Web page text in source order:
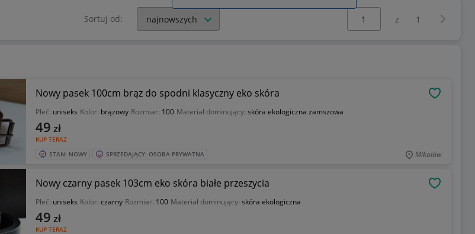
Sortuj od:
Wybierz stronę:
z 1
Nowy pasek 100cm brąz do spodni klasyczny eko skóra
Płeć: uniseks Kolor: brązowy Rozmiar: 100 Materiał dominujący: skóra ekologiczna zamszowa
KUP TERAZ
49 zł
STAN: NOWY SPRZEDAJĄCY: OSOBA PRYWATNA Mikołów
Nowy czarny pasek 103cm eko skóra białe przeszycia
Płeć: uniseks Kolor: czarny Rozmiar: 100 Materiał dominujący: skóra ekologiczna
KUP TERAZ
49 zł